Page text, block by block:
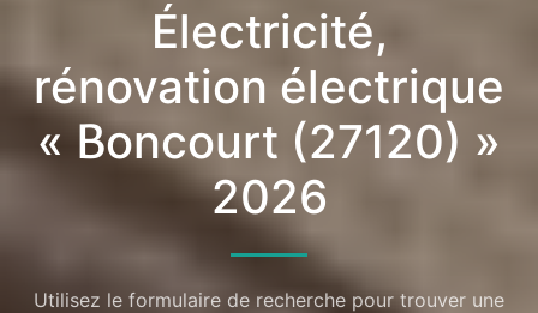
Électricité,
rénovation électrique
« Boncourt (27120) »
2026
Utilisez le formulaire de recherche pour trouver une